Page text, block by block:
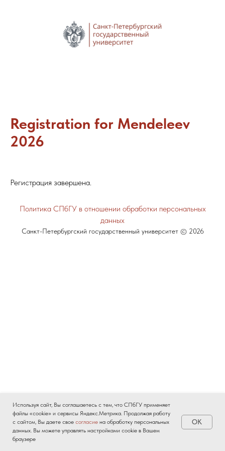
Registration for Mendeleev
2026
Регистрация завершена.
Используя сайт, Вы соглашаетесь с тем, что СПбГУ применяет
файлы «cookie» и сервисы Яндекс.Метрика. Продолжая работу
с сайтом, Вы даете свое согласие на обработку персональных
данных. Вы можете управлять настройками cookie в Вашем
браузере
OK
Политика СПбГУ в отношении обработки персональных
данных
Санкт-Петербургский государственный университет © 2026